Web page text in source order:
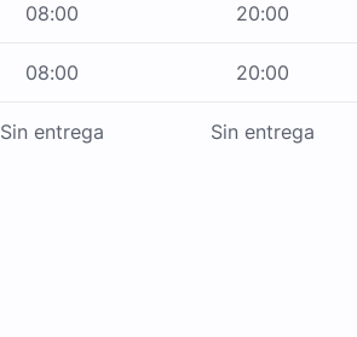
08:00 20:00
08:00 20:00
Sin entrega Sin entrega